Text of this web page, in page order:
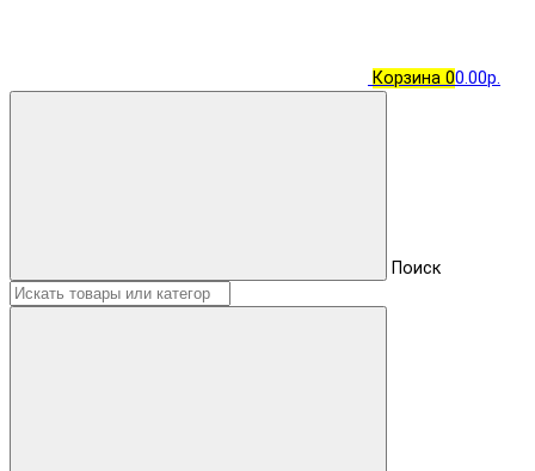
Корзина 00.00р.
Поиск